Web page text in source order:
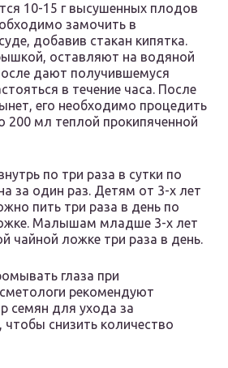
10-15 г высушенных плодов
замочить в
добавив стакан кипятка.
оставляют на водяной
дают получившемуся
в течение часа. После
его необходимо процедить
200 мл теплой прокипяченной
по три раза в сутки по
за один раз. Детям от 3-х лет
пить три раза в день по
Малышам младше 3-х лет
чайной ложке три раза в день.
глаза при
рекомендуют
семян для ухода за
снизить количество